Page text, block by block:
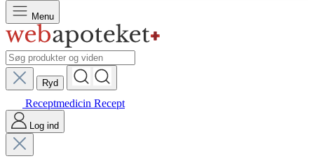
Menu
Ryd
Receptmedicin Recept
Log ind